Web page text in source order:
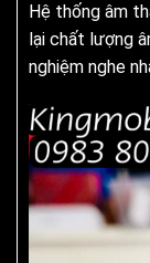
Hệ thống âm
lại chất lượng
nghiệm nghe